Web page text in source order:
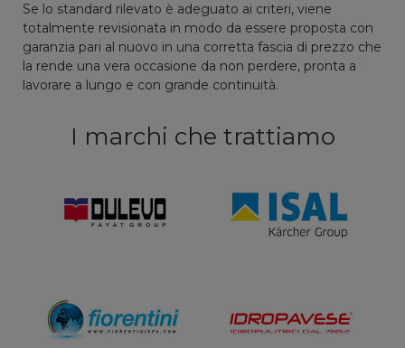
Se lo standard rilevato è adeguato ai criteri, viene
totalmente revisionata in modo da essere proposta con
garanzia pari al nuovo in una corretta fascia di prezzo che
la rende una vera occasione da non perdere, pronta a
lavorare a lungo e con grande continuità.
I marchi che trattiamo